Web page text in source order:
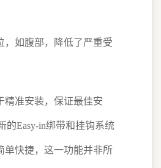
，如腹部，降低了严重受
精准安装，保证最佳安
的Easy-in绑带和挂钩系统
单快捷，这一功能并非所